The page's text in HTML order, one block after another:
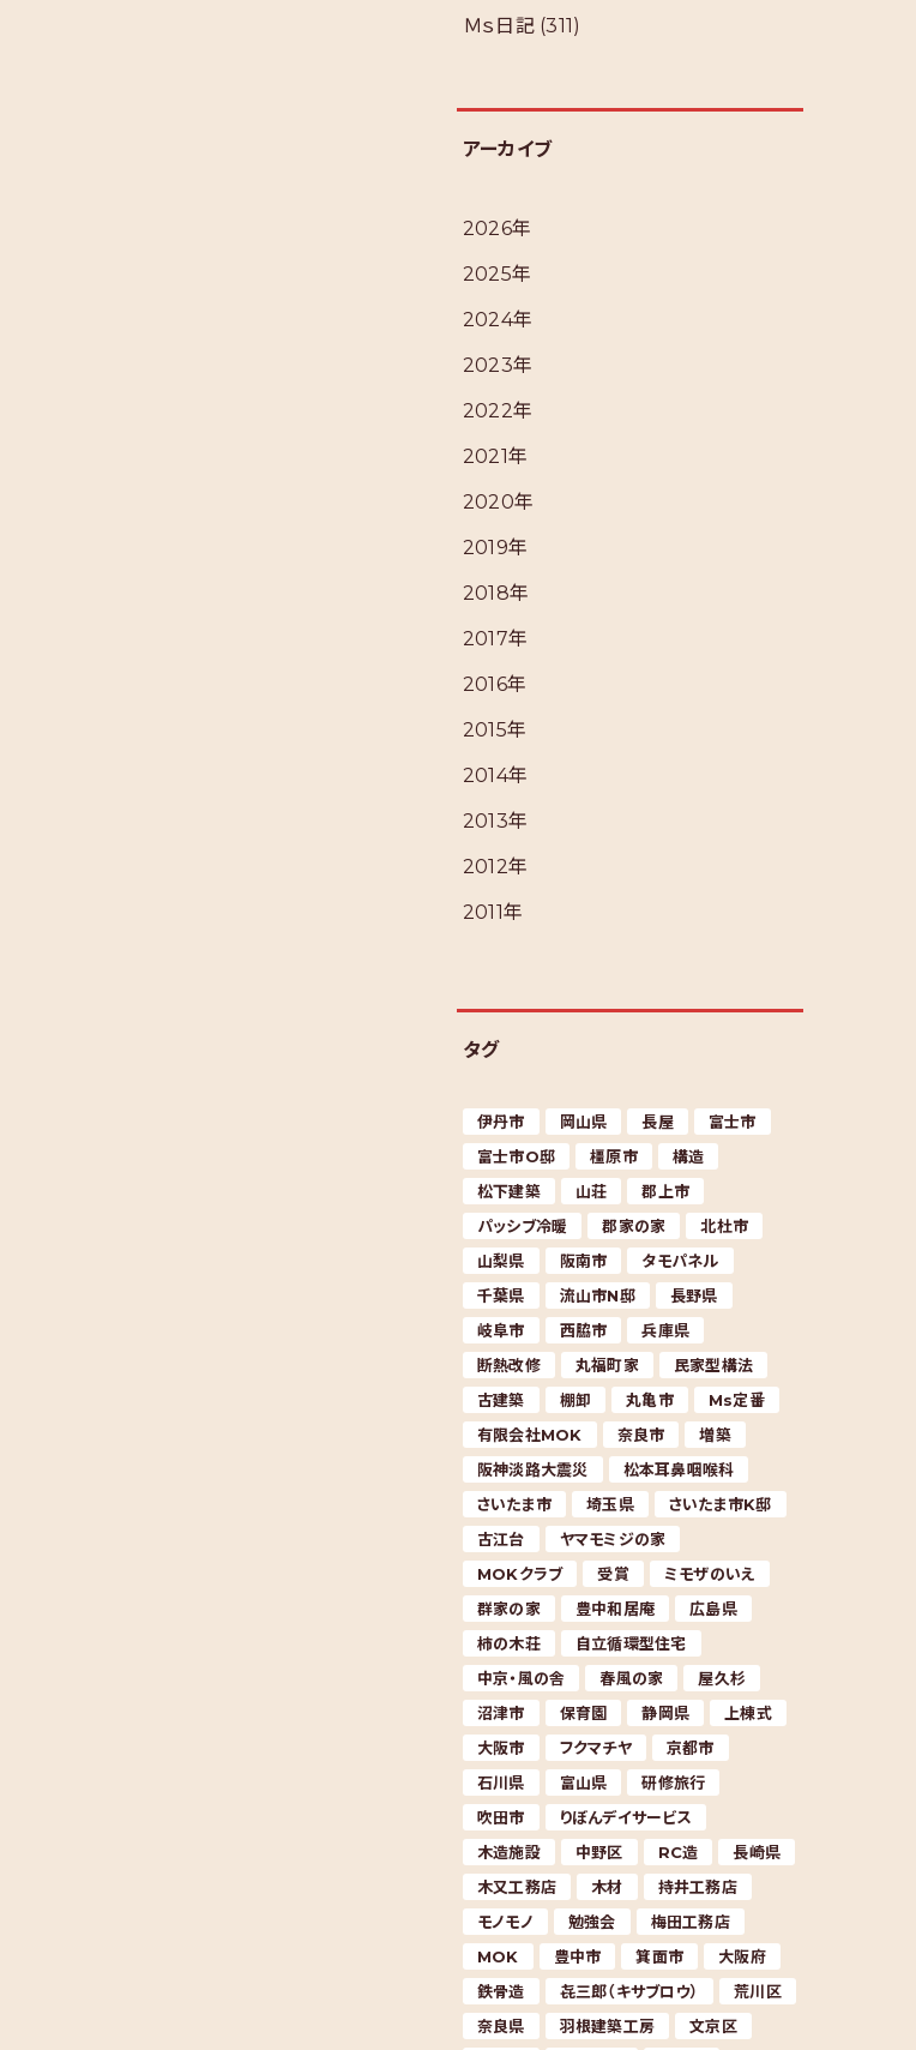
Ｍｓ日記(311)
アーカイブ
2026年
2025年
2024年
2023年
2022年
2021年
2020年
2019年
2018年
2017年
2016年
2015年
2014年
2013年
2012年
2011年
タグ
伊丹市 岡山県 長屋
富士市
富士市O邸
橿原市
構造
松下建築
山荘
郡上市
パッシブ冷暖
郡家の家
北杜市
山梨県
阪南市
タモパネル
千葉県
流山市N邸
長野県
岐阜市
西脇市
兵庫県
断熱改修
丸福町家
民家型構法
古建築
棚卸 丸亀市
Ms定番
有限会社MOK
奈良市
増築
阪神淡路大震災
松本耳鼻咽喉科
さいたま市
埼玉県
さいたま市K邸
古江台
ヤマモミジの家
MOKクラブ
受賞
ミモザのいえ
群家の家
豊中和居庵
広島県
柿の木荘
自立循環型住宅
中京・風の舎
春風の家
屋久杉
沼津市
保育園 静岡県
上棟式
大阪市
フクマチヤ
京都市
石川県
富山県
研修旅行
吹田市
りぼんデイサービス
木造施設
中野区 RC造
長崎県
木又工務店
木材
持井工務店
モノモノ
勉強会
梅田工務店
MOK
豊中市 箕面市
大阪府
鉄骨造
㐂三郎（キサブロウ）
荒川区
奈良県
羽根建築工房
文京区